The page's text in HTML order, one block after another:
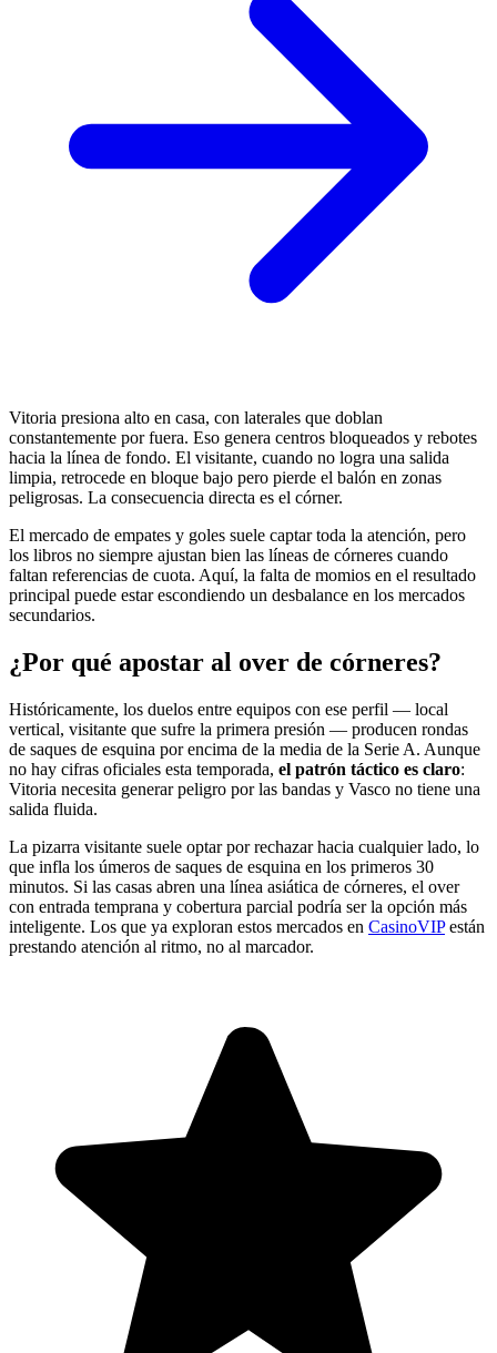
Vitoria presiona alto en casa, con laterales que doblan
constantemente por fuera. Eso genera centros bloqueados y rebotes
hacia la línea de fondo. El visitante, cuando no logra una salida
limpia, retrocede en bloque bajo pero pierde el balón en zonas
peligrosas. La consecuencia directa es el córner.
El mercado de empates y goles suele captar toda la atención, pero
los libros no siempre ajustan bien las líneas de córneres cuando
faltan referencias de cuota. Aquí, la falta de momios en el resultado
principal puede estar escondiendo un desbalance en los mercados
secundarios.
¿Por qué apostar al over de córneres?
Históricamente, los duelos entre equipos con ese perfil — local
vertical, visitante que sufre la primera presión — producen rondas
de saques de esquina por encima de la media de la Serie A. Aunque
no hay cifras oficiales esta temporada, el patrón táctico es claro:
Vitoria necesita generar peligro por las bandas y Vasco no tiene una
salida fluida.
La pizarra visitante suele optar por rechazar hacia cualquier lado, lo
que infla los úmeros de saques de esquina en los primeros 30
minutos. Si las casas abren una línea asiática de córneres, el over
con entrada temprana y cobertura parcial podría ser la opción más
inteligente. Los que ya exploran estos mercados en CasinoVIPestán
prestando atención al ritmo, no al marcador.